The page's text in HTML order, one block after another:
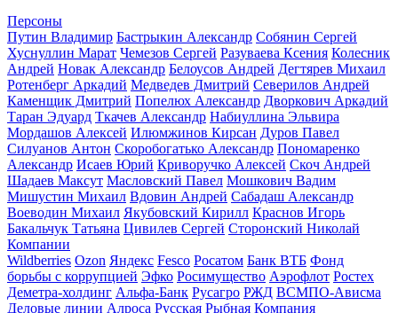
Персоны
Путин Владимир Бастрыкин Александр Собянин Сергей
Хуснуллин Марат Чемезов Сергей Разуваева Ксения Колесник
Андрей Новак Александр Белоусов Андрей Дегтярев Михаил
Ротенберг Аркадий Медведев Дмитрий Северилов Андрей
Каменщик Дмитрий Попелюх Александр Дворкович Аркадий
Таран Эдуард Ткачев Александр Набиуллина Эльвира
Мордашов Алексей Илюмжинов Кирсан Дуров Павел
Силуанов Антон Скоробогатько Александр Пономаренко
Александр Исаев Юрий Криворучко Алексей Скоч Андрей
Шадаев Максут Масловский Павел Мошкович Вадим
Мишустин Михаил Вдовин Андрей Сабадаш Александр
Воеводин Михаил Якубовский Кирилл Краснов Игорь
Бакальчук Татьяна Цивилев Сергей Сторонский Николай
Компании
Wildberries Ozon Яндекс Fesco Росатом Банк ВТБ Фонд
борьбы с коррупцией Эфко Росимущество Аэрофлот Ростех
Деметра-холдинг Альфа-Банк Русагро РЖД ВСМПО-Ависма
Деловые линии Алроса Русская Рыбная Компания